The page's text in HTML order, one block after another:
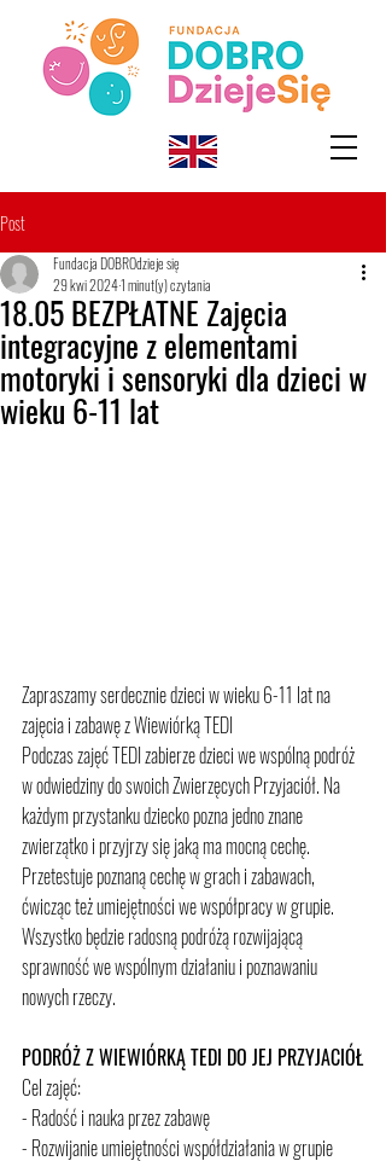
Post
18.05 BEZPŁATNE Zajęcia
integracyjne z elementami
motoryki i sensoryki dla dzieci w
wieku 6-11 lat
Fundacja DOBROdzieje się
29 kwi 20241 minut(y) czytania
Zapraszamy serdecznie dzieci w wieku 6-11 lat na
zajęcia i zabawę z Wiewiórką TEDI
Podczas zajęć TEDI zabierze dzieci we wspólną podróż
w odwiedziny do swoich Zwierzęcych Przyjaciół. Na
każdym przystanku dziecko pozna jedno znane
zwierzątko i przyjrzy się jaką ma mocną cechę.
Przetestuje poznaną cechę w grach i zabawach,
ćwicząc też umiejętności we współpracy w grupie.
Wszystko będzie radosną podróżą rozwijającą
sprawność we wspólnym działaniu i poznawaniu
nowych rzeczy.
PODRÓŻ Z WIEWIÓRKĄ TEDI DO JEJ PRZYJACIÓŁ
Cel zajęć:
- Radość i nauka przez zabawę
- Rozwijanie umiejętności współdziałania w grupie